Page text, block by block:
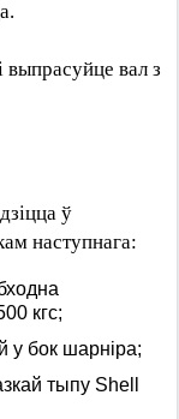
выпрасуйце вал з
ў
наступнага:
кгс;
у бок шарніра;
тыпу Shell